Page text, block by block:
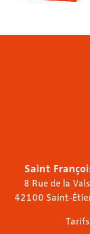
Saint
8 Rue de la
42100 Saint-